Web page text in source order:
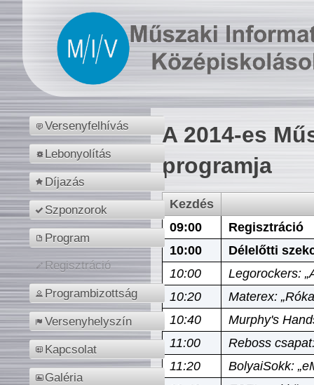
Versenyfelhívás
Lebonyolítás
Díjazás
Szponzorok
Program
Regisztráció
Programbizottság
Versenyhelyszín
Kapcsolat
Galéria
A 2014-es
programja
Kezdés
09:00
Regisztráció
10:00
Délelőtti
10:00
Legorockers:
10:20
Materex:
10:40
Murphy's
11:00
Reboss
11:20
BolyaiSokk: